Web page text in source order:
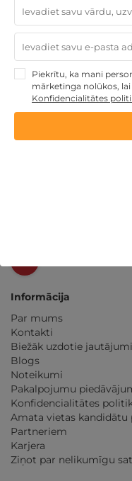
14 dienu
Informācija
Par mums
Kontakti
Biežāk uzdotie jautājumi
Blogs
Noteikumi
Pakalpojumu
Konfidencialitātes
Amata vietas kandidātu
Partneriem
Karjera
Ziņot par nelikumīgu
Piekrītu, ka mani
mārketinga nolūkos,
Konfidencialitātes